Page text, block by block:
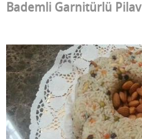
Bademli Garnitürlü Pilav